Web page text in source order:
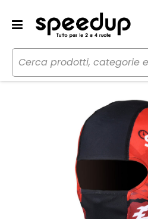
Home Moto Caschi moto
Sottocasco Mane - MACNA